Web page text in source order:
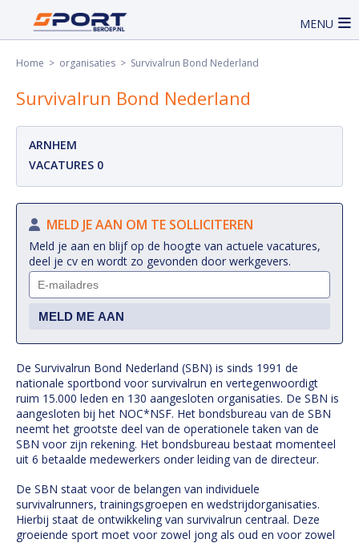
MENU
Home > organisaties > Survivalrun Bond Nederland
Survivalrun Bond Nederland
ARNHEM
VACATURES 0
MELD JE AAN OM TE SOLLICITEREN
Meld je aan en blijf op de hoogte van actuele vacatures,
deel je cv en wordt zo gevonden door werkgevers.
De Survivalrun Bond Nederland (SBN) is sinds 1991 de
nationale sportbond voor survivalrun en vertegenwoordigt
ruim 15.000 leden en 130 aangesloten organisaties. De SBN is
aangesloten bij het NOC*NSF. Het bondsbureau van de SBN
neemt het grootste deel van de operationele taken van de
SBN voor zijn rekening. Het bondsbureau bestaat momenteel
uit 6 betaalde medewerkers onder leiding van de directeur.
De SBN staat voor de belangen van individuele
survivalrunners, trainingsgroepen en wedstrijdorganisaties.
Hierbij staat de ontwikkeling van survivalrun centraal. Deze
groeiende sport moet voor zowel jong als oud en voor zowel